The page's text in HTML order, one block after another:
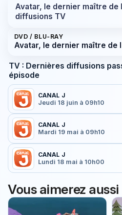
Avatar, le dernier maître de
diffusions TV
DVD / BLU-RAY
Avatar, le dernier maître de
TV : Dernières diffusions
épisode
CANAL J
Jeudi 18 juin à 09h10
CANAL J
Mardi 19 mai à 09h10
CANAL J
Lundi 18 mai à 10h00
Vous aimerez aussi